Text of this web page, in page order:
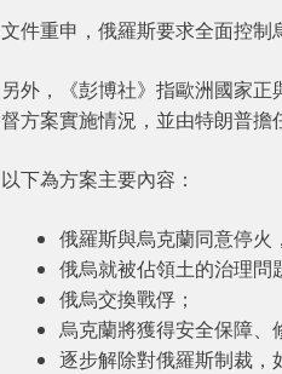
文件重申，俄羅斯要求全面控制
另外，《彭博社》指歐洲國家
督方案實施情況，並由特朗普擔
以下為方案主要內容：
俄羅斯與烏克蘭同意停火
俄烏就被佔領土的治理問
俄烏交換戰俘；
烏克蘭將獲得安全保障、
逐步解除對俄羅斯制裁，